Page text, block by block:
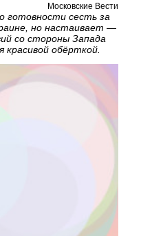
Московские Вести
готовности сесть за
но настаивает —
со стороны Запада
красивой обёрткой.